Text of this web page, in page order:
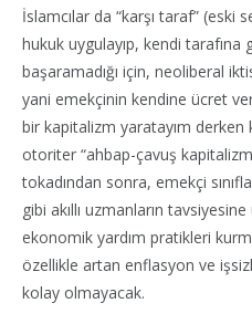
İslamcılar da “karşı taraf”
hukuk uygulayıp, kendi tarafına
başaramadığı için, neoliberal
yani emekçinin kendine ücret
bir kapitalizm yaratayım derken
otoriter “ahbap-çavuş
tokadından sonra, emekçi
gibi akıllı uzmanların
ekonomik yardım pratikleri
özellikle artan enflasyon ve
kolay olmayacak.